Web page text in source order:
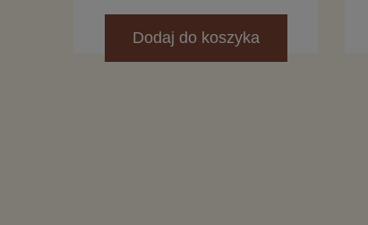
Dodaj do koszyka